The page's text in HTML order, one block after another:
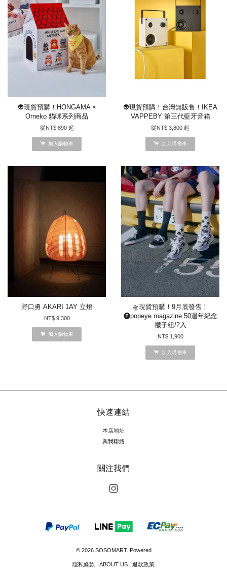
👽現貨預購！HONGAMA ×
Orneko 貓咪系列商品
從NT$ 890 起
加入購物車
👽現貨預購！台灣無販售！IKEA
VAPPEBY 第三代藍牙音箱
從NT$ 3,800 起
加入購物車
野口勇 AKARI 1AY 立燈
NT$ 9,300
加入購物車
🛸現貨預購！9月底發售！
🅟popeye magazine 50週年紀念
襪子組/2入
NT$ 1,900
加入購物車
快速連結
本店地址
與我聯絡
關注我們
© 2026 SOSOMART. Powered
隱私條款 ABOUT US 退款政策